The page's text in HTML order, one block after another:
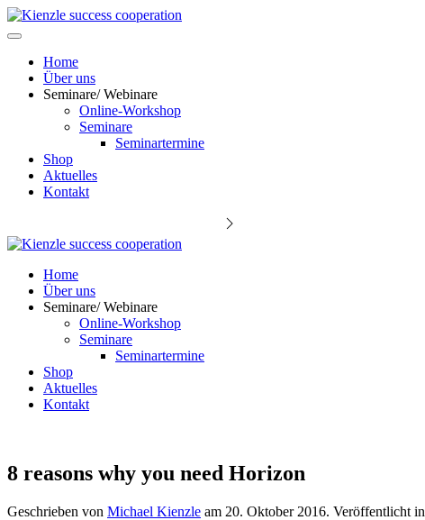
Home
Über uns
Seminare/ Webinare
Online-Workshop
Seminare
Seminartermine
Shop
Aktuelles
Kontakt
Home
Über uns
Seminare/ Webinare
Online-Workshop
Seminare
Seminartermine
Shop
Aktuelles
Kontakt
8 reasons why you need Horizon
Geschrieben von Michael Kienzle am 20. Oktober 2016. Veröffentlicht in